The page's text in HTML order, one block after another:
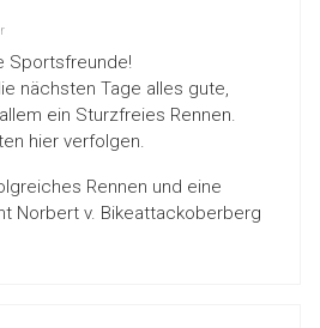
Sportsfreunde!
nächsten Tage alles gute,
ein Sturzfreies Rennen.
hier verfolgen.
Rennen und eine
Norbert v. Bikeattackoberberg